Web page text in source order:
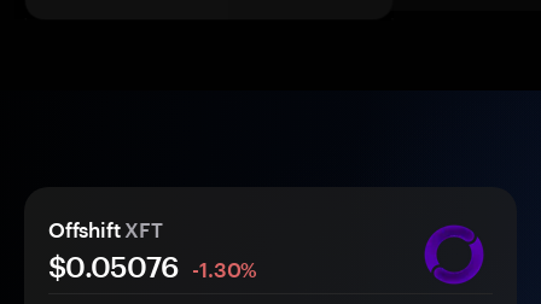
Offshift XFT
$0.05076
-1.30%